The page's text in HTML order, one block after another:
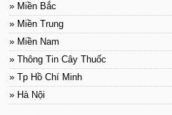
» Miền Bắc
» Miền Trung
» Miền Nam
» Thông Tin Cây Thuốc
» Tp Hồ Chí Minh
» Hà Nội